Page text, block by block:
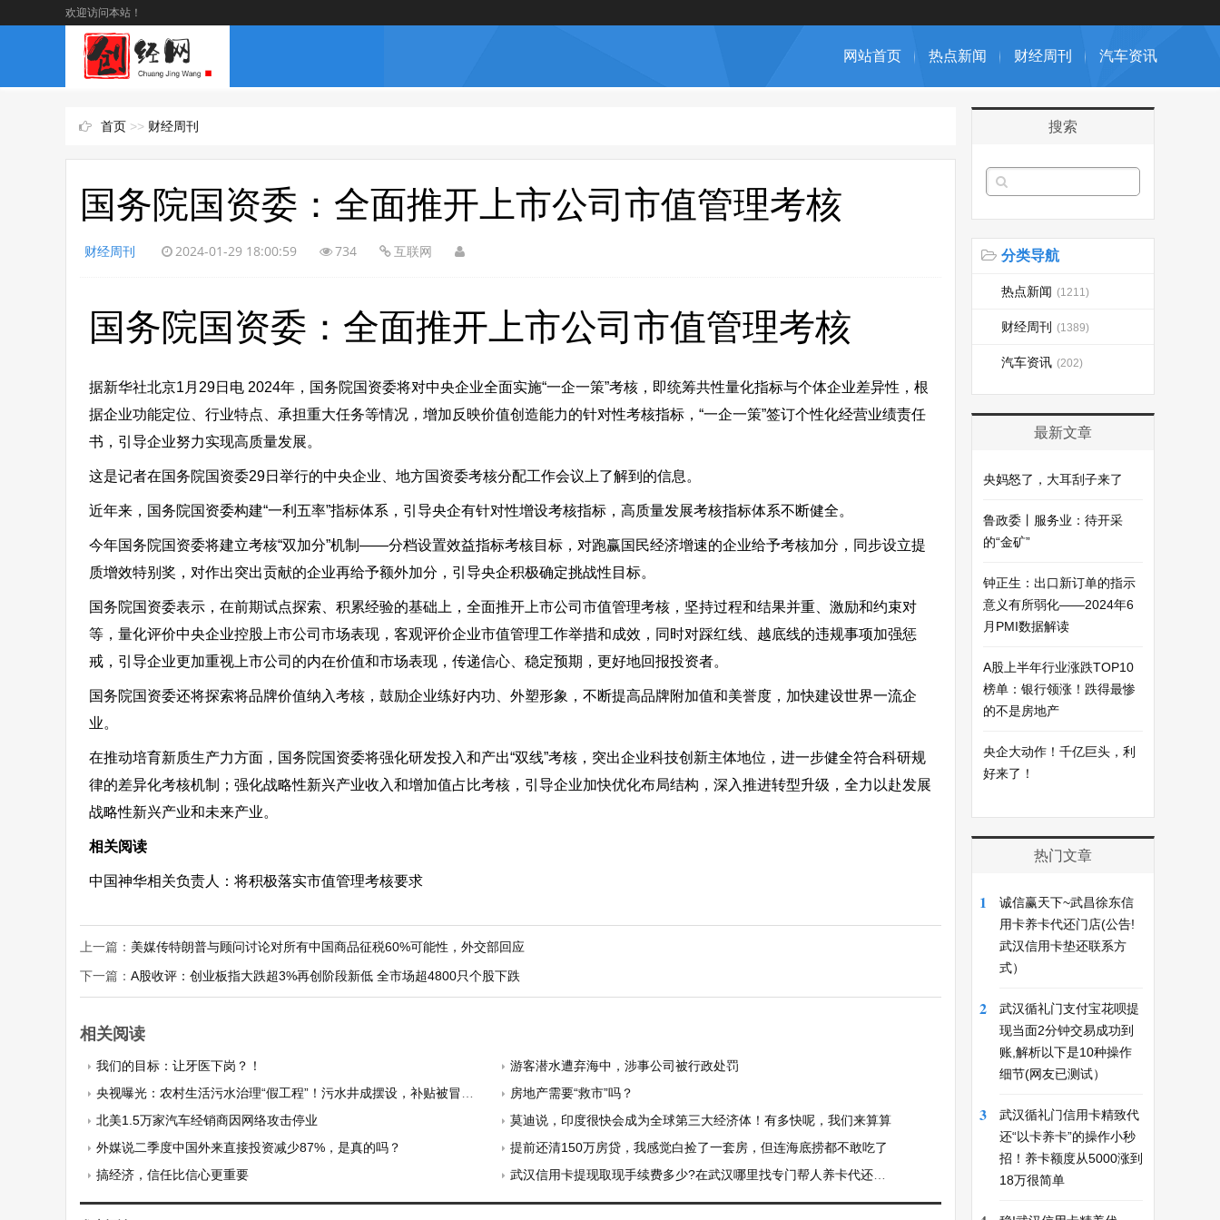
欢迎访问本站！
网站首页 热点新闻 财经周刊 汽车资讯
首页 >> 财经周刊
国务院国资委：全面推开上市公司市值管理考核
财经周刊 2024-01-29 18:00:59 734 互联网
国务院国资委：全面推开上市公司市值管理考核
据新华社北京1月29日电 2024年，国务院国资委将对中央企业全面实施“一企一策”考核，即统筹共性量化指标与个体企业差异性，根
据企业功能定位、行业特点、承担重大任务等情况，增加反映价值创造能力的针对性考核指标，“一企一策”签订个性化经营业绩责任
书，引导企业努力实现高质量发展。
这是记者在国务院国资委29日举行的中央企业、地方国资委考核分配工作会议上了解到的信息。
近年来，国务院国资委构建“一利五率”指标体系，引导央企有针对性增设考核指标，高质量发展考核指标体系不断健全。
今年国务院国资委将建立考核“双加分”机制——分档设置效益指标考核目标，对跑赢国民经济增速的企业给予考核加分，同步设立提
质增效特别奖，对作出突出贡献的企业再给予额外加分，引导央企积极确定挑战性目标。
国务院国资委表示，在前期试点探索、积累经验的基础上，全面推开上市公司市值管理考核，坚持过程和结果并重、激励和约束对
等，量化评价中央企业控股上市公司市场表现，客观评价企业市值管理工作举措和成效，同时对踩红线、越底线的违规事项加强惩
戒，引导企业更加重视上市公司的内在价值和市场表现，传递信心、稳定预期，更好地回报投资者。
国务院国资委还将探索将品牌价值纳入考核，鼓励企业练好内功、外塑形象，不断提高品牌附加值和美誉度，加快建设世界一流企
业。
在推动培育新质生产力方面，国务院国资委将强化研发投入和产出“双线”考核，突出企业科技创新主体地位，进一步健全符合科研规
律的差异化考核机制；强化战略性新兴产业收入和增加值占比考核，引导企业加快优化布局结构，深入推进转型升级，全力以赴发展
战略性新兴产业和未来产业。
相关阅读
中国神华相关负责人：将积极落实市值管理考核要求
上一篇： 美媒传特朗普与顾问讨论对所有中国商品征税60%可能性，外交部回应
下一篇： A股收评：创业板指大跌超3%再创阶段新低 全市场超4800只个股下跌
相关阅读
我们的目标：让牙医下岗？！
游客潜水遭弃海中，涉事公司被行政处罚
央视曝光：农村生活污水治理“假工程”！污水井成摆设，补贴被冒领…
房地产需要“救市”吗？
北美1.5万家汽车经销商因网络攻击停业
莫迪说，印度很快会成为全球第三大经济体！有多快呢，我们来算算
外媒说二季度中国外来直接投资减少87%，是真的吗？
提前还清150万房贷，我感觉白捡了一套房，但连海底捞都不敢吃了
搞经济，信任比信心更重要
武汉信用卡提现取现手续费多少?在武汉哪里找专门帮人养卡代还公司?
搜索
分类导航
热点新闻 (1211)
财经周刊 (1389)
汽车资讯 (202)
最新文章
央妈怒了，大耳刮子来了
鲁政委丨服务业：待开采
的“金矿”
钟正生：出口新订单的指示
意义有所弱化——2024年6
月PMI数据解读
A股上半年行业涨跌TOP10
榜单：银行领涨！跌得最惨
的不是房地产
央企大动作！千亿巨头，利
好来了！
热门文章
1
诚信赢天下~武昌徐东信
用卡养卡代还门店(公告!
武汉信用卡垫还联系方
式）
2
武汉循礼门支付宝花呗提
现当面2分钟交易成功到
账,解析以下是10种操作
细节(网友已测试）
3
武汉循礼门信用卡精致代
还“以卡养卡”的操作小秒
招！养卡额度从5000涨到
18万很简单